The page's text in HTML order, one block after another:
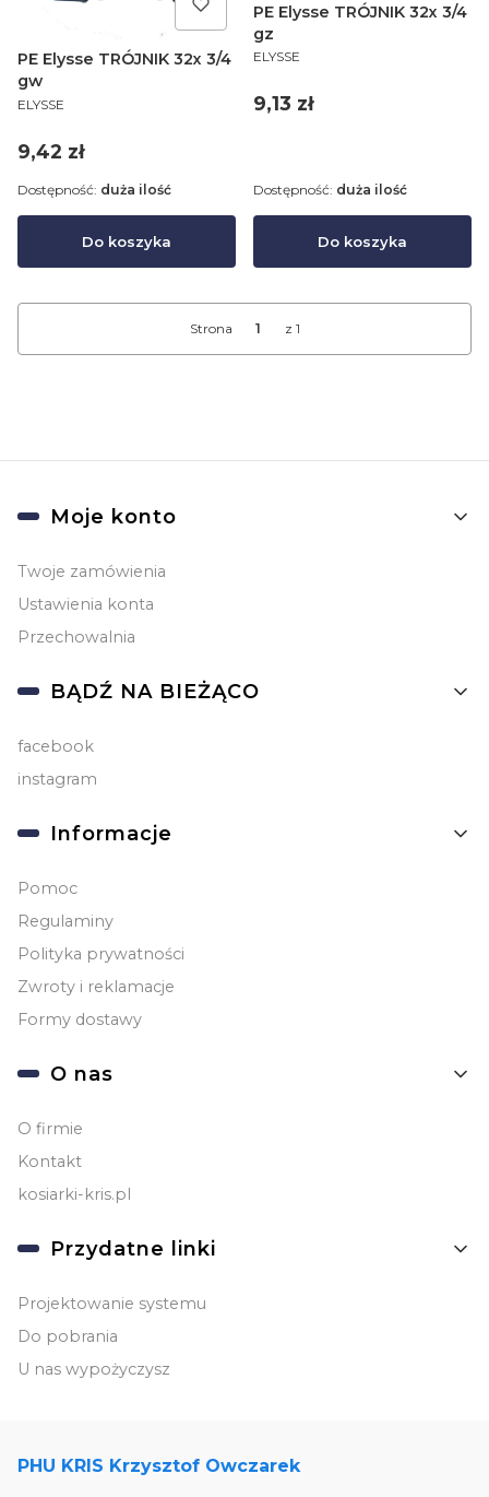
PE Elysse TRÓJNIK 32x 3/4
gw
PRODUCENT
ELYSSE
Cena
9,42 zł
Do koszyka
Dostępność: duża ilość
PE Elysse TRÓJNIK 32x 3/4
gz
PRODUCENT
ELYSSE
Cena
9,13 zł
Do koszyka
Dostępność: duża ilość
Strona z 1
Linki w stopce
Moje konto
Twoje zamówienia
Ustawienia konta
Przechowalnia
BĄDŹ NA BIEŻĄCO
facebook
instagram
Informacje
Pomoc
Regulaminy
Polityka prywatności
Zwroty i reklamacje
Formy dostawy
O nas
O firmie
Kontakt
kosiarki-kris.pl
Przydatne linki
Projektowanie systemu
Do pobrania
U nas wypożyczysz
PHU KRIS Krzysztof Owczarek